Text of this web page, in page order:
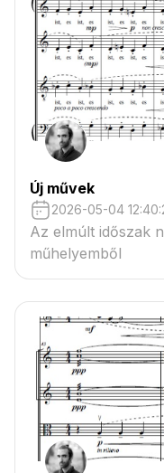
Új művek
2026-05-04
Az elmúlt időszak
műhelyemből